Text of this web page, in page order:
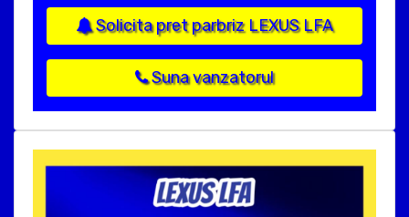
Solicita pret parbriz LEXUS LFA
Suna vanzatorul